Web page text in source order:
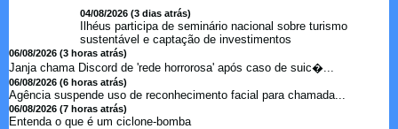
04/08/2026 (3 dias atrás)
Ilhéus participa de seminário nacional sobre turismo
sustentável e captação de investimentos
06/08/2026 (3 horas atrás)
Janja chama Discord de 'rede horrorosa' após caso de suic�...
06/08/2026 (6 horas atrás)
Agência suspende uso de reconhecimento facial para chamada...
06/08/2026 (7 horas atrás)
Entenda o que é um ciclone-bomba